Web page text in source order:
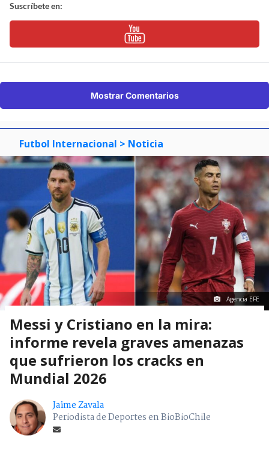
Suscríbete en:
Mostrar Comentarios
Futbol Internacional > Noticia
Agencia EFE
Messi y Cristiano en la mira:
informe revela graves amenazas
que sufrieron los cracks en
Mundial 2026
Jaime Zavala
Periodista de Deportes en BioBioChile